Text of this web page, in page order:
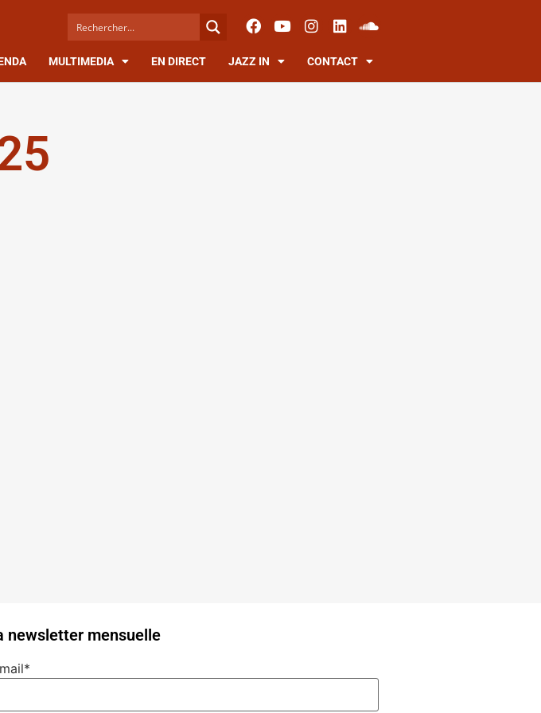
MULTIMEDIA EN DIRECT JAZZ IN CONTACT
newsletter mensuelle